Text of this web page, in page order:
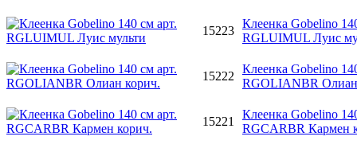
15223
Клеенка Gobelino
RGLUIMUL Луис
15222
Клеенка Gobelino
RGOLIANBR
15221
Клеенка Gobelino
RGCARBR Кармен